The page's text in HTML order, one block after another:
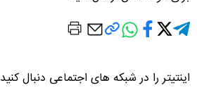
اینتیتر را در شبکه های اجتماعی دنبال کنید